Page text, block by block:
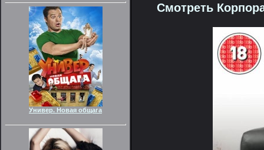
Универ. Новая общага
Смотреть